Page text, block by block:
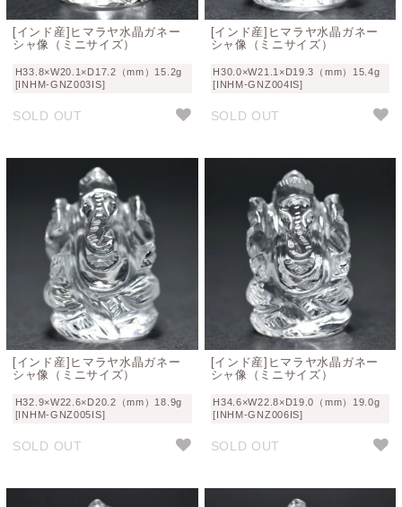
[インド産]ヒマラヤ水晶ガネー
シャ像（ミニサイズ）
H33.8×W20.1×D17.2（mm）15.2g
[INHM-GNZ003IS]
SOLD OUT
[インド産]ヒマラヤ水晶ガネー
シャ像（ミニサイズ）
H30.0×W21.1×D19.3（mm）15.4g
[INHM-GNZ004IS]
SOLD OUT
[インド産]ヒマラヤ水晶ガネー
シャ像（ミニサイズ）
H32.9×W22.6×D20.2（mm）18.9g
[INHM-GNZ005IS]
SOLD OUT
[インド産]ヒマラヤ水晶ガネー
シャ像（ミニサイズ）
H34.6×W22.8×D19.0（mm）19.0g
[INHM-GNZ006IS]
SOLD OUT